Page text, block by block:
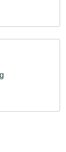
Sportschool ·